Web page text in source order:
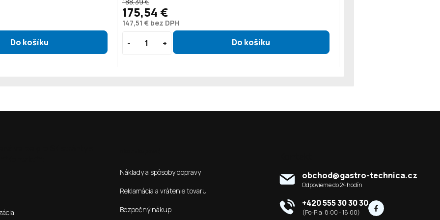
147,51 € bez DPH
175,54 €
Náklady a spôsoby dopravy
Reklamácia a vrátenie tovaru
Bezpečný nákup
obchod@gastro-technica.cz
+420 555 30 30 30